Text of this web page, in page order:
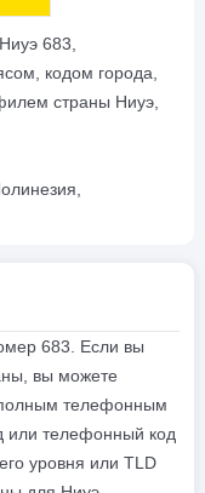
683,
кодом города,
страны Ниуэ,
683. Если вы
вы можете
телефонным
или телефонный код
уровня или TLD